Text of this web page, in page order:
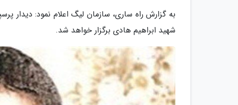
به گزارش راه ساری، سازمان لیگ اعلام نمود: دیدار
شهید ابراهیم هادی برگزار خواهد شد.